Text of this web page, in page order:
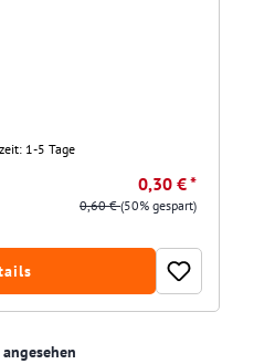
1-5 Tage
0,30 € *
0,60 €(50% gespart)